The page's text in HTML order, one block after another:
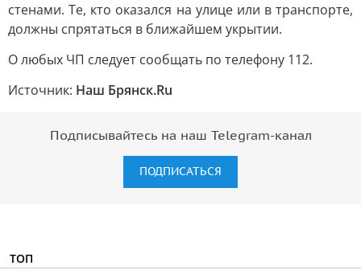
стенами. Те, кто оказался на улице или в транспорте,
должны спрятаться в ближайшем укрытии.
О любых ЧП следует сообщать по телефону 112.
Источник: Наш Брянск.Ru
Подписывайтесь на наш Telegram-канал
ПОДПИСАТЬСЯ
ТОП